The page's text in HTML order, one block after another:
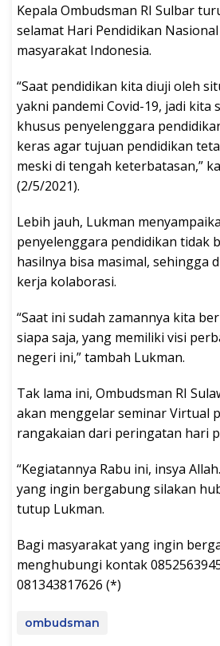
Kepala Ombudsman RI Sulbar
selamat Hari Pendidikan
masyarakat Indonesia.
“Saat pendidikan kita diuji oleh
yakni pandemi Covid-19, jadi kita
khusus penyelenggara
keras agar tujuan pendidikan
meski di tengah keterbatasan,”
(2/5/2021).
Lebih jauh, Lukman
penyelenggara pendidikan tidak
hasilnya bisa masimal, sehingga
kerja kolaborasi.
“Saat ini sudah zamannya kita
siapa saja, yang memiliki visi
negeri ini,” tambah Lukman.
Tak lama ini, Ombudsman RI
akan menggelar seminar Virtual
rangakaian dari peringatan hari
“Kegiatannya Rabu ini, insya
yang ingin bergabung silakan
tutup Lukman.
Bagi masyarakat yang ingin
menghubungi kontak
081343817626 (*)
ombudsman